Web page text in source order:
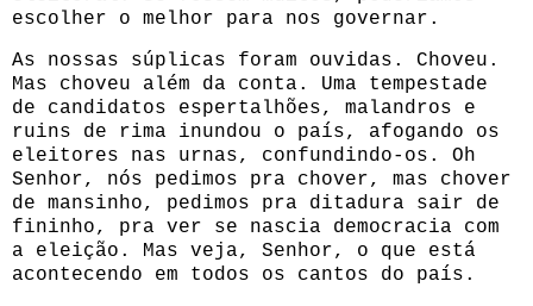
escolher o melhor para nos governar.
As nossas súplicas foram ouvidas. Choveu.
Mas choveu além da conta. Uma tempestade
de candidatos espertalhões, malandros e
ruins de rima inundou o país, afogando os
eleitores nas urnas, confundindo-os. Oh
Senhor, nós pedimos pra chover, mas chover
de mansinho, pedimos pra ditadura sair de
fininho, pra ver se nascia democracia com
a eleição. Mas veja, Senhor, o que está
acontecendo em todos os cantos do país.